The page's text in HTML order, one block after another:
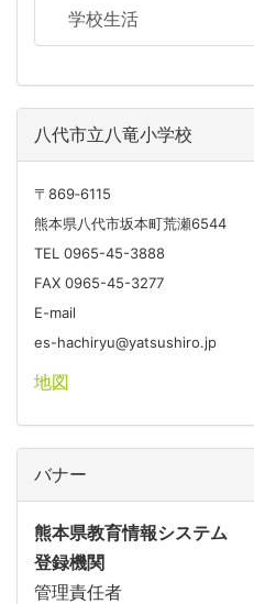
学校生活
八代市立八竜小学校
〒869‐6115
熊本県八代市坂本町荒瀬6544
TEL 0965-45-3888
FAX 0965-45-3277
E-mail
es-hachiryu@yatsushiro.jp
地図
バナー
熊本県教育情報システム
登録機関
管理責任者